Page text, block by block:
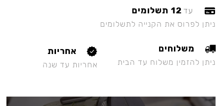
עד 12 תשלומים
ניתן לפרוס את הקנייה לתשלומים
משלוחים
ניתן להזמין משלוח עד הבית
אחריות
אחריות עד שנה